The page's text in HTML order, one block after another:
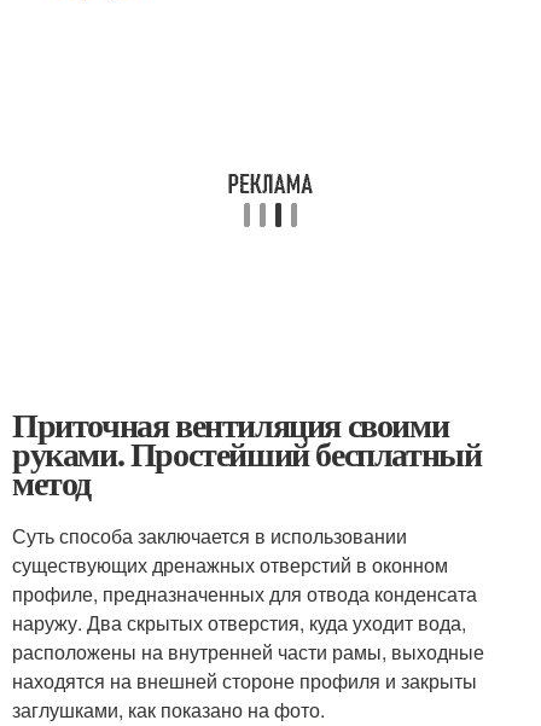
Приточная вентиляция своими
руками. Простейший бесплатный
метод
Суть способа заключается в использовании
существующих дренажных отверстий в оконном
профиле, предназначенных для отвода конденсата
наружу. Два скрытых отверстия, куда уходит вода,
расположены на внутренней части рамы, выходные
находятся на внешней стороне профиля и закрыты
заглушками, как показано на фото.